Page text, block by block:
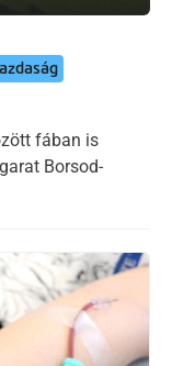
fában is
Borsod-